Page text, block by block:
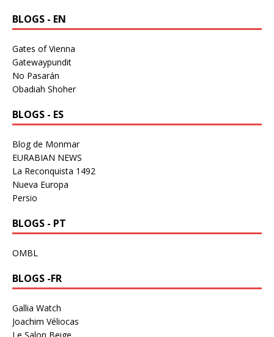
BLOGS - EN
Gates of Vienna
Gatewaypundit
No Pasarán
Obadiah Shoher
BLOGS - ES
Blog de Monmar
EURABIAN NEWS
La Reconquista 1492
Nueva Europa
Persio
BLOGS - PT
OMBL
BLOGS -FR
Gallia Watch
Joachim Véliocas